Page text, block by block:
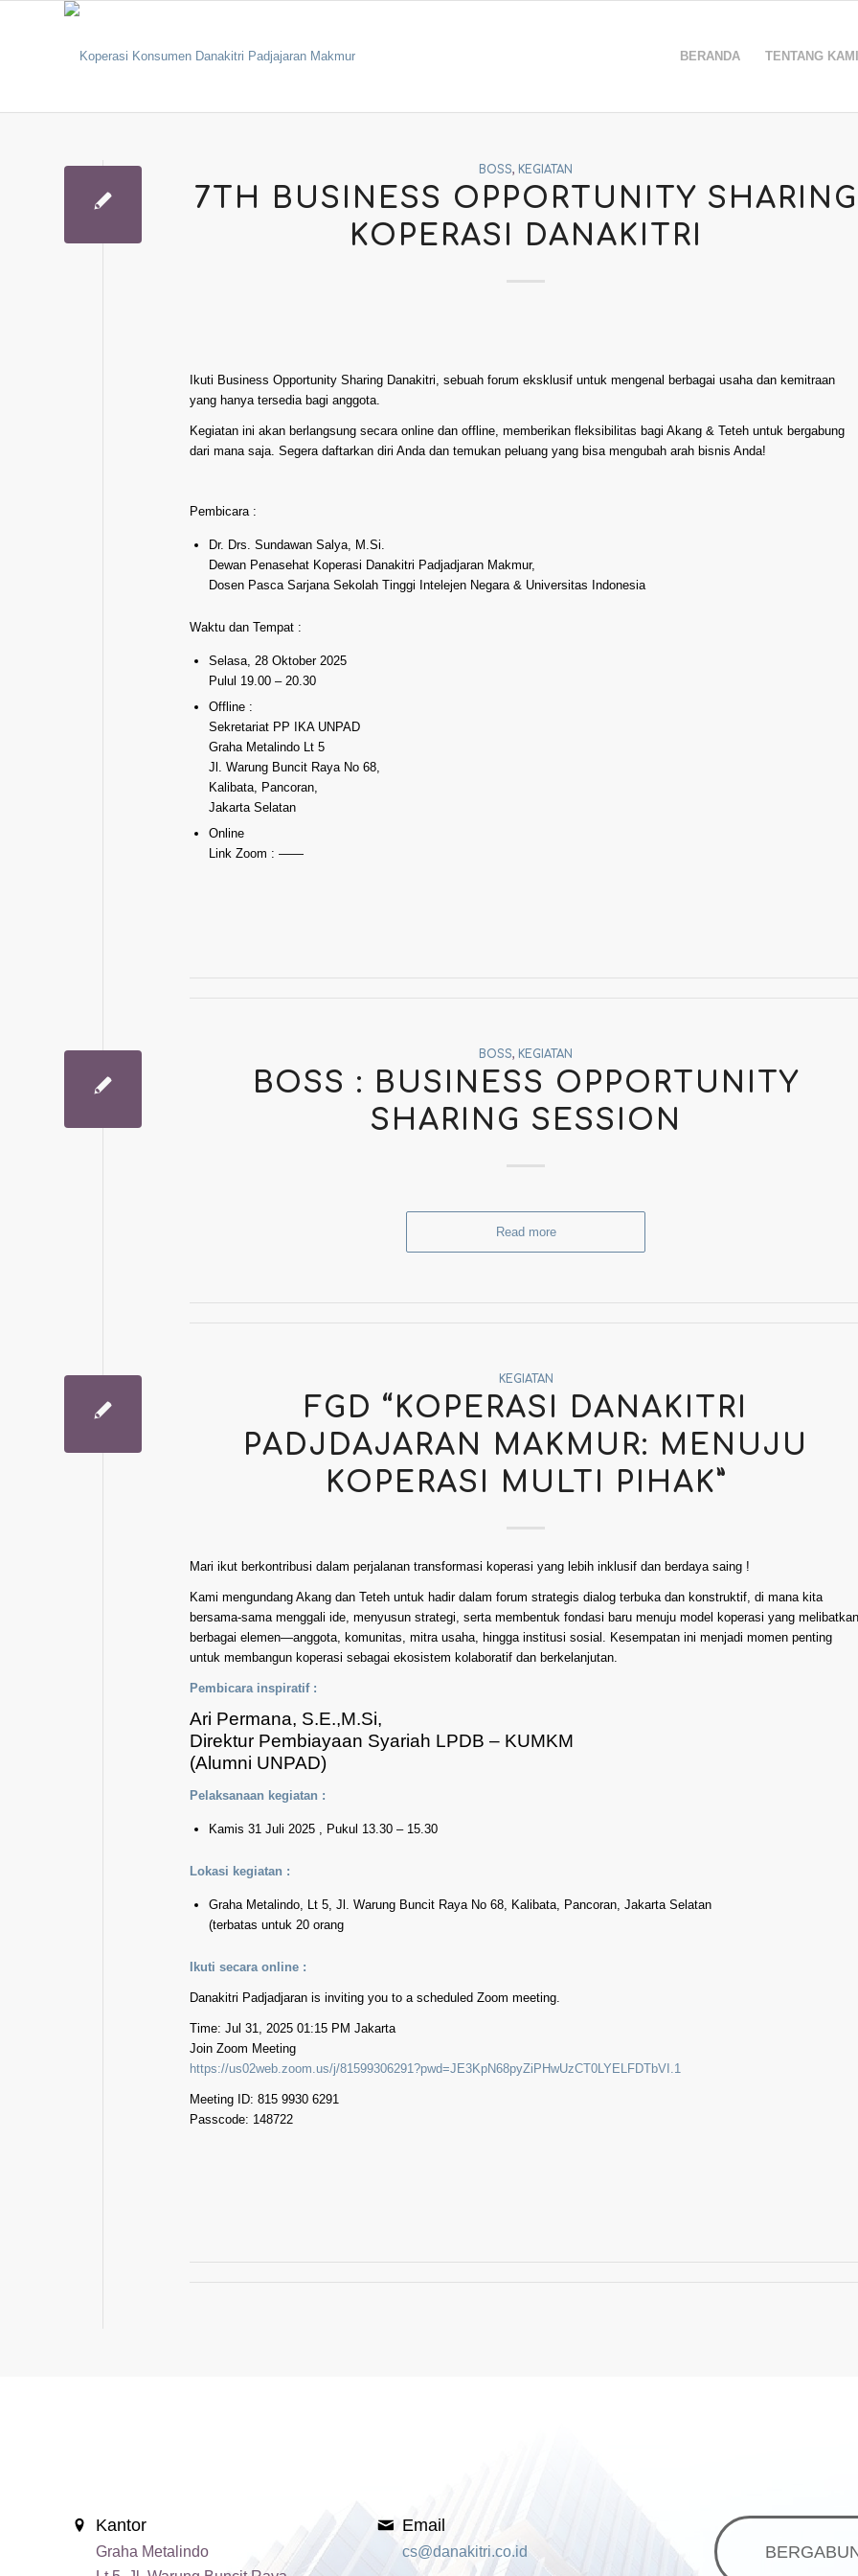
BERANDA TENTANG KAMI
BOSS, KEGIATAN
7TH BUSINESS OPPORTUNITY SHARING
KOPERASI DANAKITRI
Ikuti Business Opportunity Sharing Danakitri, sebuah forum eksklusif untuk mengenal berbagai usaha dan kemitraan
yang hanya tersedia bagi anggota.
Kegiatan ini akan berlangsung secara online dan offline, memberikan fleksibilitas bagi Akang & Teteh untuk bergabung
dari mana saja. Segera daftarkan diri Anda dan temukan peluang yang bisa mengubah arah bisnis Anda!
Pembicara :
Dr. Drs. Sundawan Salya, M.Si.
Dewan Penasehat Koperasi Danakitri Padjadjaran Makmur,
Dosen Pasca Sarjana Sekolah Tinggi Intelejen Negara & Universitas Indonesia
Waktu dan Tempat :
Selasa, 28 Oktober 2025
Pulul 19.00 – 20.30
Offline :
Sekretariat PP IKA UNPAD
Graha Metalindo Lt 5
Jl. Warung Buncit Raya No 68,
Kalibata, Pancoran,
Jakarta Selatan
Online
Link Zoom : ——
BOSS, KEGIATAN
BOSS : BUSINESS OPPORTUNITY
SHARING SESSION
Read more
KEGIATAN
FGD “KOPERASI DANAKITRI
PADJDAJARAN MAKMUR: MENUJU
KOPERASI MULTI PIHAK”
Mari ikut berkontribusi dalam perjalanan transformasi koperasi yang lebih inklusif dan berdaya saing !
Kami mengundang Akang dan Teteh untuk hadir dalam forum strategis dialog terbuka dan konstruktif, di mana kita
bersama-sama menggali ide, menyusun strategi, serta membentuk fondasi baru menuju model koperasi yang melibatkan
berbagai elemen—anggota, komunitas, mitra usaha, hingga institusi sosial. Kesempatan ini menjadi momen penting
untuk membangun koperasi sebagai ekosistem kolaboratif dan berkelanjutan.
Pembicara inspiratif :
Ari Permana, S.E.,M.Si,
Direktur Pembiayaan Syariah LPDB – KUMKM
(Alumni UNPAD)
Pelaksanaan kegiatan :
Kamis 31 Juli 2025 , Pukul 13.30 – 15.30
Lokasi kegiatan :
Graha Metalindo, Lt 5, Jl. Warung Buncit Raya No 68, Kalibata, Pancoran, Jakarta Selatan
(terbatas untuk 20 orang
Ikuti secara online :
Danakitri Padjadjaran is inviting you to a scheduled Zoom meeting.
Time: Jul 31, 2025 01:15 PM Jakarta
Join Zoom Meeting
https://us02web.zoom.us/j/81599306291?pwd=JE3KpN68pyZiPHwUzCT0LYELFDTbVI.1
Meeting ID: 815 9930 6291
Passcode: 148722
Kantor
Graha Metalindo
Email
cs@danakitri.co.id